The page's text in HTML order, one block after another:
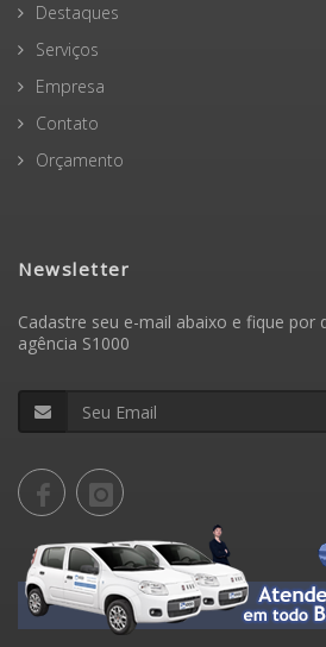
Destaques
Serviços
Empresa
Contato
Orçamento
Newsletter
Cadastre seu e-mail abaixo e fique por
agência S1000